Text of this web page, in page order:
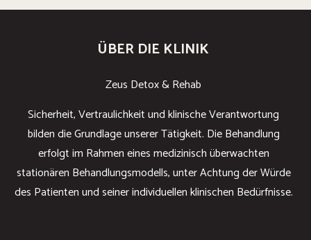
ÜBER DIE KLINIK
Zeus Detox & Rehab
Sicherheit, Vertraulichkeit und klinische Verantwortung
bilden die Grundlage unserer Tätigkeit. Die Behandlung
erfolgt im Rahmen eines medizinisch überwachten
stationären Behandlungsmodells, unter Achtung der Würde
des Patienten und seiner individuellen klinischen Bedürfnisse.